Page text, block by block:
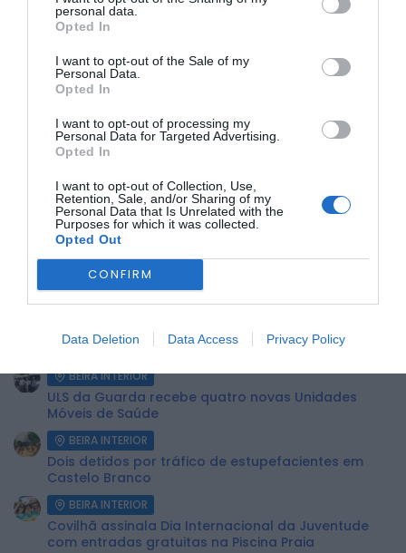
personal data.
Opted In
I want to opt-out of the Sale of my
Personal Data.
Opted In
I want to opt-out of processing my
Personal Data for Targeted Advertising.
Opted In
I want to opt-out of Collection, Use,
Retention, Sale, and/or Sharing of my
Personal Data that Is Unrelated with the
Purposes for which it was collected.
Opted Out
CONFIRM
Data Deletion Data Access Privacy Policy
A campanha “O Presente Ideal? Está no Comércio Local!”
premiará clientes que realizem compras a partir de 20
euros nas lojas aderentes, com o sorteio de prémios
marcado para 6 de janeiro.
Outra atração será o concurso de presépios, entre 7 de
expostos na Praça Dr. Alípio de Melo, serão premiados. O
evento encerra com o tradicional Cantar das Janeiras no
Dia de Reis, celebrando as boas festas na cidade.
ÚLTIMA HORA:
Centum Cellas entra na fase decisiva das Novas 7
Maravilhas de Portugal
BEIRA INTERIOR
ULS da Guarda recebe quatro novas Unidades
Móveis de Saúde
BEIRA INTERIOR
Dois detidos por tráfico de estupefacientes em
Castelo Branco
BEIRA INTERIOR
Covilhã assinala Dia Internacional da Juventude
com entradas gratuitas na Piscina Praia